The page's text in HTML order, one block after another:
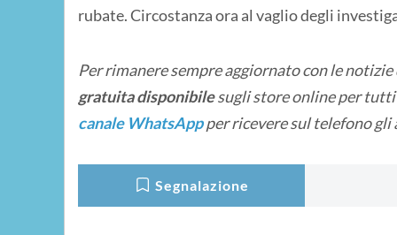
rubate. Circostanza ora al vaglio degli
Per rimanere sempre aggiornato con le
gratuita disponibilesugli store onlineper tutti
canale WhatsAppper ricevere sul telefono
Segnalazione